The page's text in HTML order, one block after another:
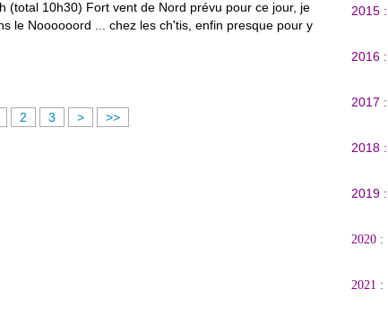
(total 10h30) Fort vent de Nord prévu pour ce jour, je
le Noooooord ... chez les ch'tis, enfin presque pour y
2 3 > >>
2015
2016
2017
2018
2019
2020 :
2021 :